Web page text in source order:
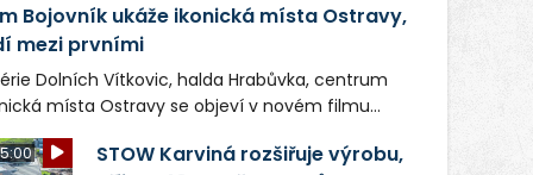
Bojovník ukáže ikonická místa Ostravy,
mezi prvními
Dolních Vítkovic, halda Hrabůvka, centrum
místa Ostravy se objeví v novém filmu
moravskoslezskou metropoli nevybrali
STOW Karviná rozšiřuje výrobu,